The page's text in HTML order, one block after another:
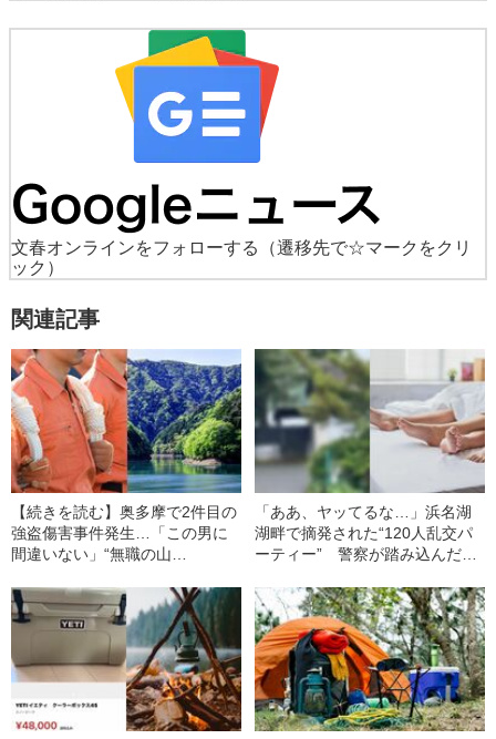
文春オンラインをフォローする
（遷移先で☆マークをクリ
ック）
関連記事
【続きを読む】奥多摩で2件目の
強盗傷害事件発生…「この男に
間違いない」“無職の山
員の“執念”
「ああ、ヤッてるな…」浜名湖
湖畔で摘発された“120人乱交パ
ーティー” 警察が踏み込んだ午